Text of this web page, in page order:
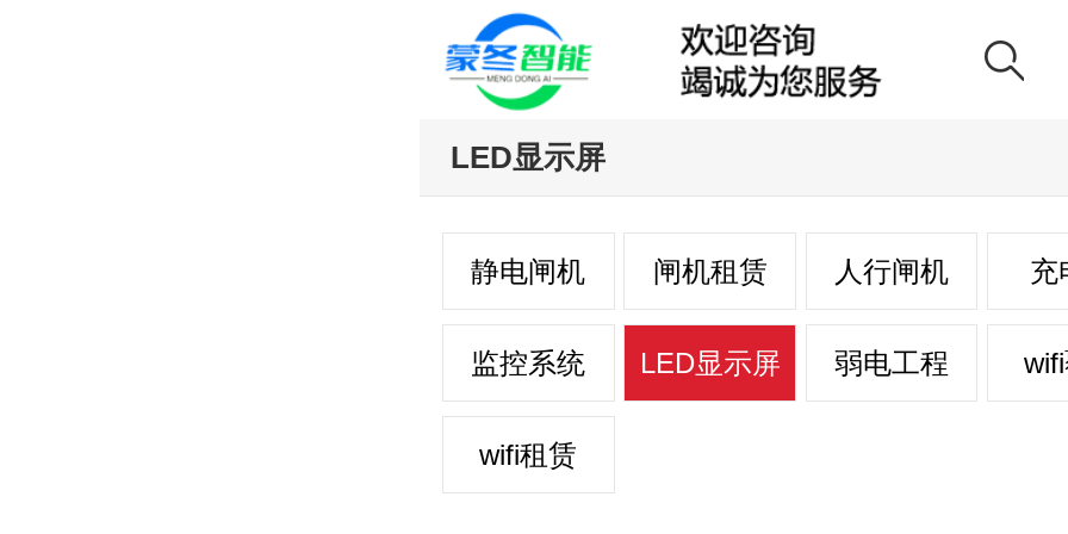
LED显示屏
静电闸机 闸机租赁 人行闸机 充
监控系统 LED显示屏 弱电工程
wifi租赁